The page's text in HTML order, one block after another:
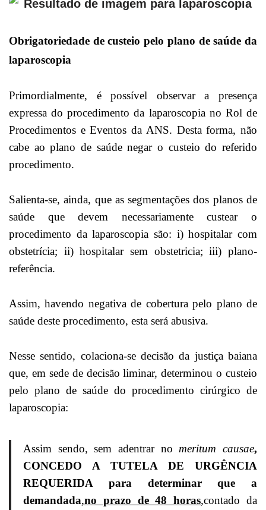
Obrigatoriedade de custeio pelo plano de saúde da
laparoscopia
Primordialmente, é possível observar a presença
expressa do procedimento da laparoscopia no Rol de
Procedimentos e Eventos da ANS. Desta forma, não
cabe ao plano de saúde negar o custeio do referido
procedimento.
Salienta-se, ainda, que as segmentações dos planos de
saúde que devem necessariamente custear o
procedimento da laparoscopia são: i) hospitalar com
obstetrícia; ii) hospitalar sem obstetricia; iii) plano-
referência.
Assim, havendo negativa de cobertura pelo plano de
saúde deste procedimento, esta será abusiva.
Nesse sentido, colaciona-se decisão da justiça baiana
que, em sede de decisão liminar, determinou o custeio
pelo plano de saúde do procedimento cirúrgico de
laparoscopia:
Assim sendo, sem adentrar nomeritum causae,
CONCEDO A TUTELA DE URGÊNCIA
REQUERIDA para determinar que a
demandada,no prazo de 48 horas,contado da